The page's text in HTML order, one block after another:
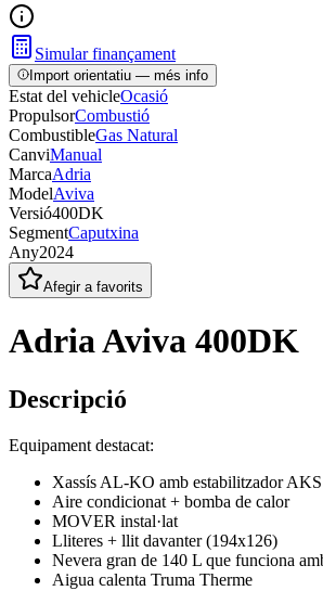
Simular finançament
Import orientatiu — més info
Estat del vehicleOcasió
PropulsorCombustió
CombustibleGas Natural
CanviManual
MarcaAdria
ModelAviva
Versió400DK
SegmentCaputxina
Any2024
Afegir a favorits
Adria Aviva 400DK
Descripció
Equipament destacat:
Xassís AL-KO amb estabilitzador AKS
Aire condicionat + bomba de calor
MOVER instal·lat
Lliteres + llit davanter (194x126)
Nevera gran de 140 L que funciona
Aigua calenta Truma Therme